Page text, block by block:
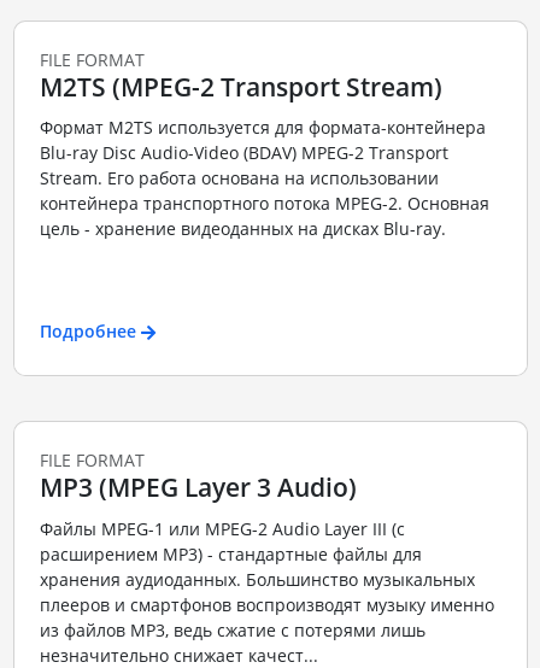
FILE FORMAT
M2TS (MPEG-2 Transport Stream)
Формат M2TS используется для формата-контейнера
Blu-ray Disc Audio-Video (BDAV) MPEG-2 Transport
Stream. Его работа основана на использовании
контейнера транспортного потока MPEG-2. Основная
цель - хранение видеоданных на дисках Blu-ray.
Подробнее
FILE FORMAT
MP3 (MPEG Layer 3 Audio)
Файлы MPEG-1 или MPEG-2 Audio Layer III (с
расширением MP3) - стандартные файлы для
хранения аудиоданных. Большинство музыкальных
плееров и смартфонов воспроизводят музыку именно
из файлов MP3, ведь сжатие с потерями лишь
незначительно снижает качест...